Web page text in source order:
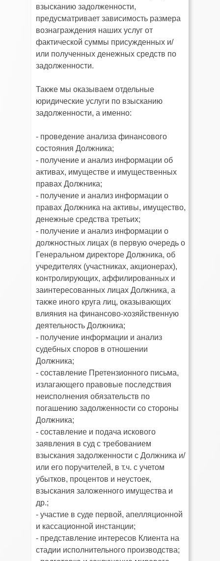
взысканию задолженности,
предусматривает зависимость размера
вознаграждения наших услуг от
фактической суммы присужденных и/
или полученных денежных средств по
задолженности.
Также мы оказываем отдельные
юридические услуги по взысканию
задолженности, а именно:
- проведение анализа финансового
состояния Должника;
- получение и анализ информации об
активах, имуществе и имущественных
правах Должника;
- получение и анализ информации о
правах Должника на активы, имущество,
денежные средства третьих;
- получение и анализ информации о
должностных лицах (в первую очередь о
Генеральном директоре Должника, об
учредителях (участниках, акционерах),
контролирующих, аффилированных и
заинтересованных лицах Должника, а
также иного круга лиц, оказывающих
влияния на финансово-хозяйственную
деятельность Должника;
- получение информации и анализ
судебных споров в отношении
Должника;
- составление Претензионного письма,
излагающего правовые последствия
неисполнения обязательств по
погашению задолженности со стороны
Должника;
- составление и подача искового
заявления в суд с требованием
взыскания задолженности с Должника и/
или его поручителей, в т.ч. с учетом
убытков, процентов и неустоек,
взыскания заложенного имущества и
др.;
- участие в суде первой, апелляционной
и кассационной инстанции;
- представление интересов Клиента на
стадии исполнительного производства;